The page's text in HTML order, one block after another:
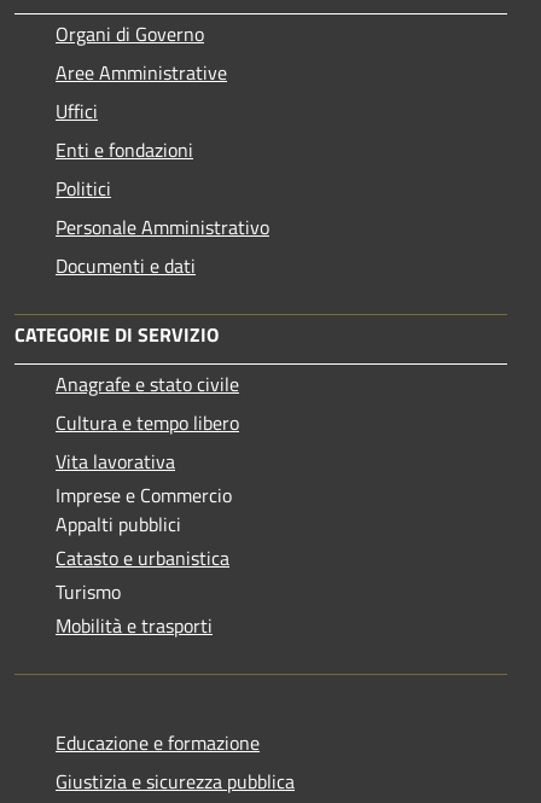
Organi di Governo
Aree Amministrative
Uffici
Enti e fondazioni
Politici
Personale Amministrativo
Documenti e dati
CATEGORIE DI SERVIZIO
Anagrafe e stato civile
Cultura e tempo libero
Vita lavorativa
Imprese e Commercio
Appalti pubblici
Catasto e urbanistica
Turismo
Mobilità e trasporti
Educazione e formazione
Giustizia e sicurezza pubblica